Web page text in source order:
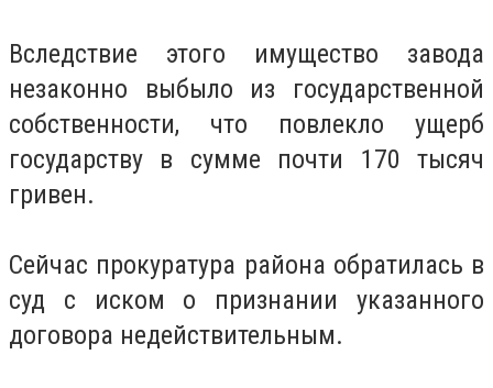
Вследствие этого имущество завода
незаконно выбыло из государственной
собственности, что повлекло ущерб
государству в сумме почти 170 тысяч
гривен.
Сейчас прокуратура района обратилась в
суд с иском о признании указанного
договора недействительным.